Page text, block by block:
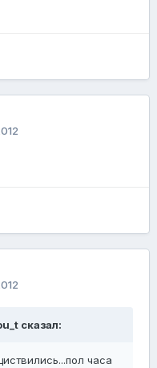
сказал:
часа